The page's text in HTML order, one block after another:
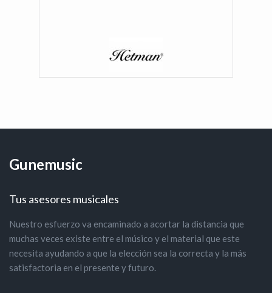
Gunemusic
Tus asesores musicales
Nuestro esfuerzo va encaminado a acortar la distancia que
muchas veces existe entre el músico y el material que este
necesita ayudando a que la elección sea la correcta y la más
satisfactoria en el presente y futuro.